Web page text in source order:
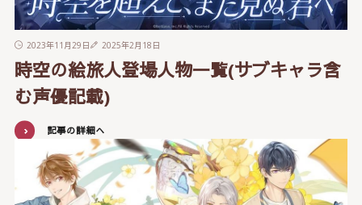
2023年11月29日 2025年2月18日
時空の絵旅人登場人物一覧(サブキャラ含
む声優記載)
記事の詳細へ